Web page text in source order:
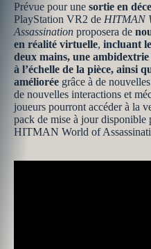
Prévue pour une sortie en
PlayStation VR2 de HITMAN
Assassination proposera de
en réalité virtuelle, incluant
deux mains, une
à l’échelle de la pièce, ainsi
améliorée grâce à de
de nouvelles interactions et
joueurs pourront accéder à la
pack de mise à jour disponible
HITMAN World of